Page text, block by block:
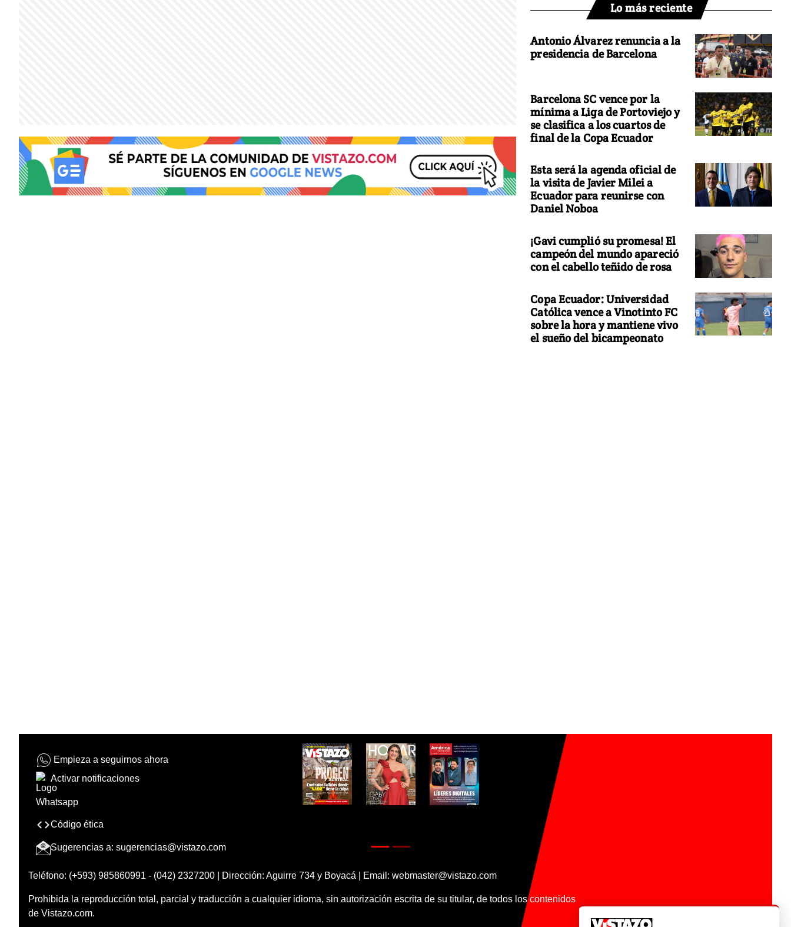
Lo más reciente
Antonio Álvarez renuncia a la
presidencia de Barcelona
Barcelona SC vence por la
mínima a Liga de Portoviejo y
se clasifica a los cuartos de
final de la Copa Ecuador
Esta será la agenda oficial de
la visita de Javier Milei a
Ecuador para reunirse con
Daniel Noboa
¡Gavi cumplió su promesa! El
campeón del mundo apareció
con el cabello teñido de rosa
Copa Ecuador: Universidad
Católica vence a Vinotinto FC
sobre la hora y mantiene vivo
el sueño del bicampeonato
Empieza a seguirnos ahora
Activar notificaciones
Código ética
Sugerencias a: sugerencias@vistazo.com
Teléfono: (+593) 985860991 - (042) 2327200 | Dirección: Aguirre 734 y Boyacá | Email: webmaster@vistazo.com
Prohibida la reproducción total, parcial y traducción a cualquier idioma, sin autorización escrita de su titular, de todos los contenidos
de Vistazo.com.